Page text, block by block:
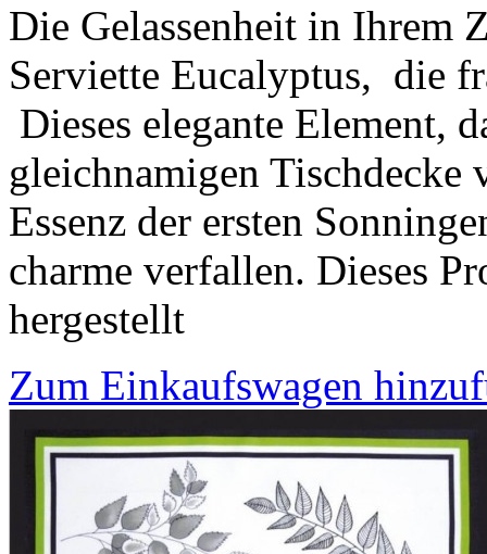
Die Gelassenheit in Ihrem
Serviette Eucalyptus, die
Dieses elegante Element,
gleichnamigen Tischdecke
Essenz der ersten
charme verfallen. Dieses
hergestellt
Zum Einkaufswagen